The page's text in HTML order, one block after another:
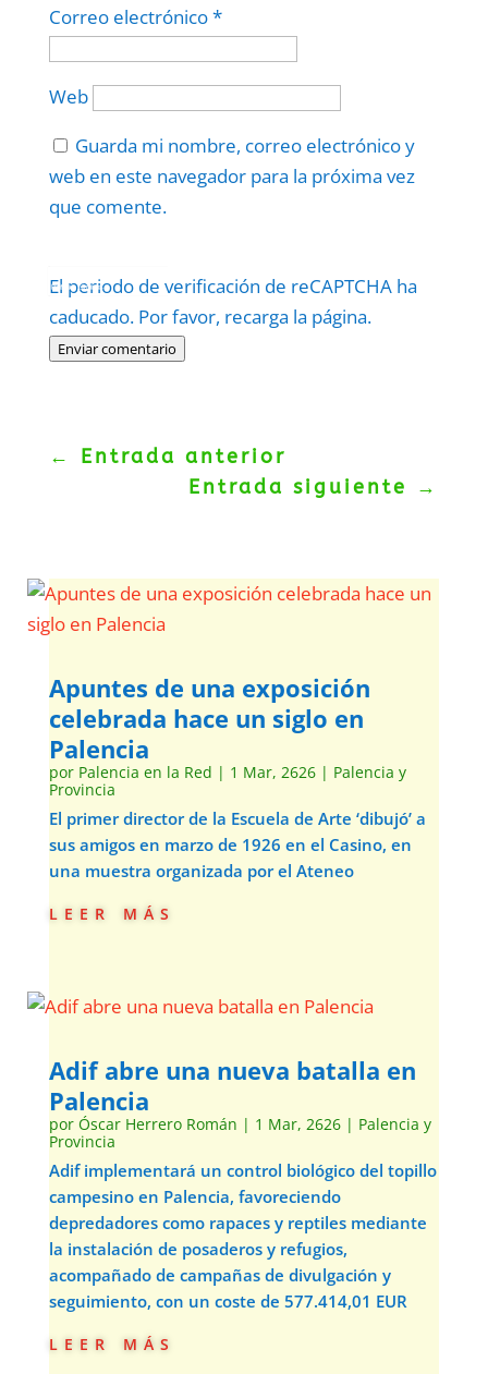
Correo electrónico*
Web
Guarda mi nombre, correo electrónico y
web en este navegador para la próxima vez
que comente.
El periodo de verificación de reCAPTCHA ha
caducado. Por favor, recarga la página.
Enviar comentario
Politica–Términos.
← Entrada anterior
Entrada siguiente
→
Apuntes de una exposición
celebrada hace un siglo en
Palencia
por Palencia en la Red | 1 Mar, 2626| Palencia y
Provincia
El primer director de la Escuela de Arte ‘dibujó’ a
sus amigos en marzo de 1926 en el Casino, en
una muestra organizada por el Ateneo
leer más
Adif abre una nueva batalla en
Palencia
por Óscar Herrero Román | 1 Mar, 2626| Palencia y
Provincia
Adif implementará un control biológico del topillo
campesino en Palencia, favoreciendo
depredadores como rapaces y reptiles mediante
la instalación de posaderos y refugios,
acompañado de campañas de divulgación y
seguimiento, con un coste de 577.414,01 EUR
leer más